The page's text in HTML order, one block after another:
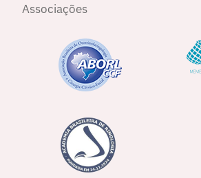
Associações